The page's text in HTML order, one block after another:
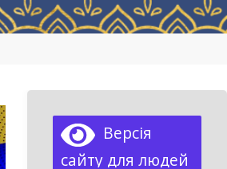
Версія
сайту для людей